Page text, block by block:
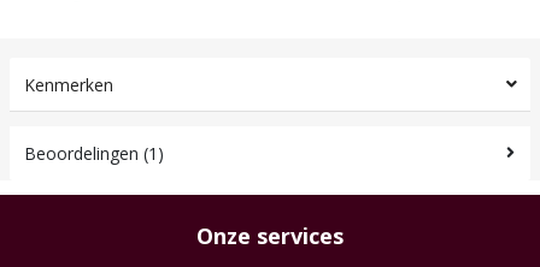
Kenmerken
Beoordelingen (1)
Onze services